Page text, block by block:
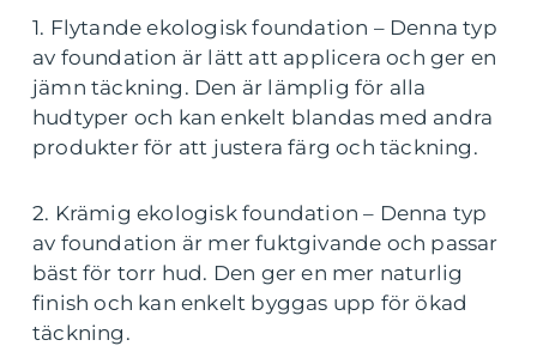
1. Flytande ekologisk foundation – Denna typ
av foundation är lätt att applicera och ger en
jämn täckning. Den är lämplig för alla
hudtyper och kan enkelt blandas med andra
produkter för att justera färg och täckning.
2. Krämig ekologisk foundation – Denna typ
av foundation är mer fuktgivande och passar
bäst för torr hud. Den ger en mer naturlig
finish och kan enkelt byggas upp för ökad
täckning.